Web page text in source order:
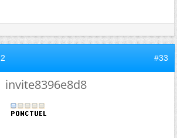
#33
invite8396e8d8